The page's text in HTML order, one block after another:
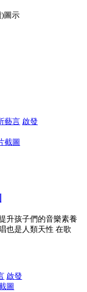
藝言 啟發
升孩子們的音樂素養
也是人類天性 在歌
啟發